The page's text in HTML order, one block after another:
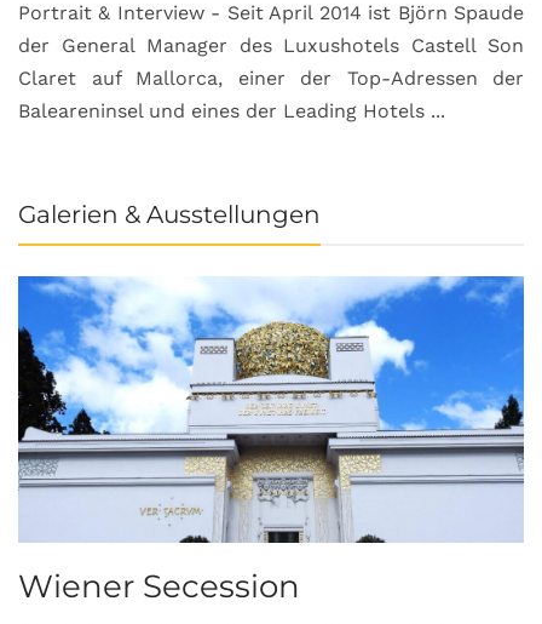
Portrait & Interview - Seit April 2014 ist Björn Spaude
der General Manager des Luxushotels Castell Son
Claret auf Mallorca, einer der Top-Adressen der
Baleareninsel und eines der Leading Hotels ...
Galerien & Ausstellungen
Wiener Secession